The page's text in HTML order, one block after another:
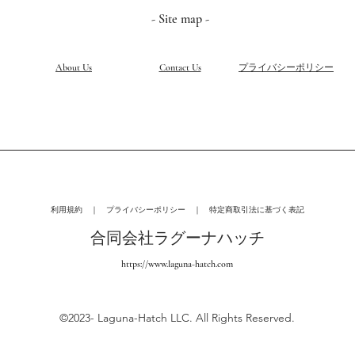
- Site map -
About Us Contact Us ​プライバシーポリシー
​利用規約 ｜ プライバシーポリシー ｜ 特定商取引法に基づく表記
合同会社ラグーナハッチ
https://www.laguna-hatch.com
©2023- Laguna-Hatch LLC. All Rights Reserved.